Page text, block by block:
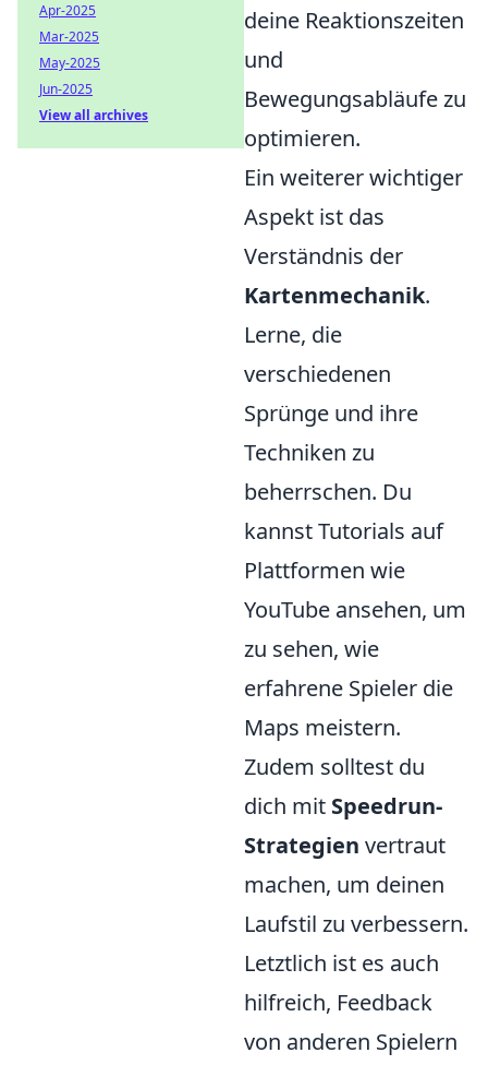
deine Reaktionszeiten
und
Bewegungsabläufe zu
optimieren.
Ein weiterer wichtiger
Aspekt ist das
Verständnis der
Kartenmechanik.
Lerne, die
verschiedenen
Sprünge und ihre
Techniken zu
beherrschen. Du
kannst Tutorials auf
Plattformen wie
YouTube ansehen, um
zu sehen, wie
erfahrene Spieler die
Maps meistern.
Zudem solltest du
dich mit Speedrun-
Strategien vertraut
machen, um deinen
Laufstil zu verbessern.
Letztlich ist es auch
hilfreich, Feedback
von anderen Spielern
Apr-2025
Mar-2025
May-2025
Jun-2025
View all archives